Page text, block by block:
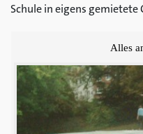
Schule in eigens
Alles